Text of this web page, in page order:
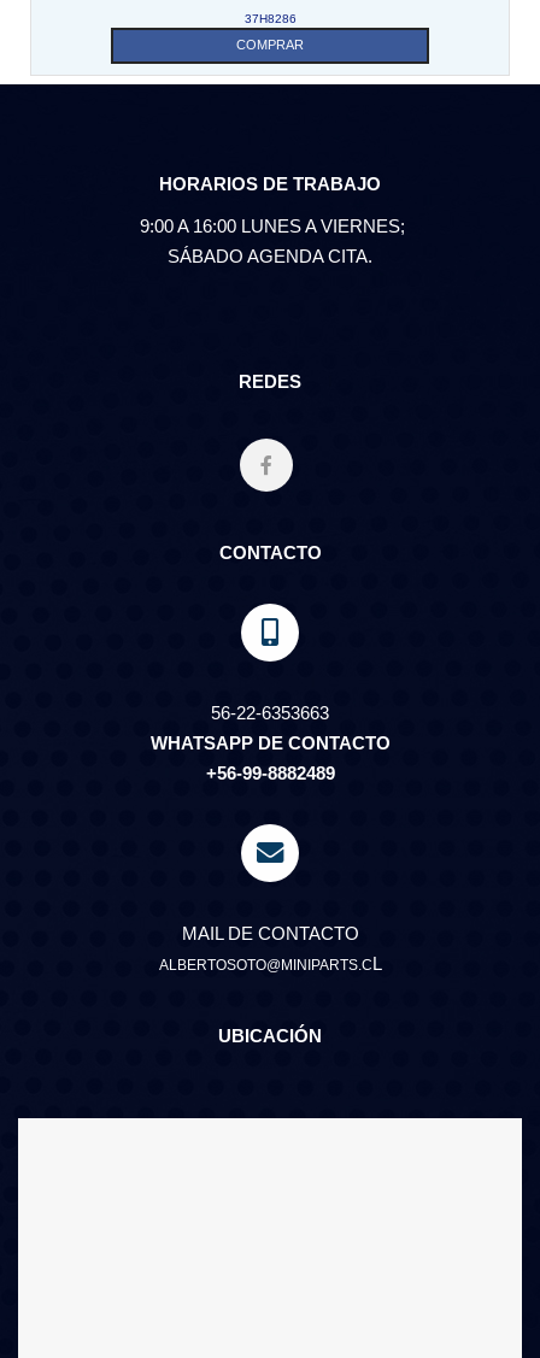
37H8286
COMPRAR
HORARIOS DE TRABAJO
9:00 A 16:00 LUNES A VIERNES;
SÁBADO AGENDA CITA.
REDES
CONTACTO
56-22-6353663
WHATSAPP DE CONTACTO
+56-99-8882489
MAIL DE CONTACTO
ALBERTOSOTO@MINIPARTS.CL
UBICACIÓN